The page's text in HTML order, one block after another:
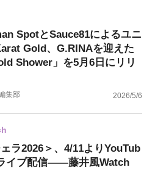
SpotとSauce81によるユニ
Gold、G.RINAを迎えた
Shower」を5月6日にリリ
集部 2026/5/6
ラ2026＞、4/11よりYouTub
イブ配信——藤井風Watch